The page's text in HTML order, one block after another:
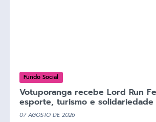
Fundo Social
Votuporanga recebe Lord Run
esporte, turismo e solidariedade
07 AGOSTO DE 2026